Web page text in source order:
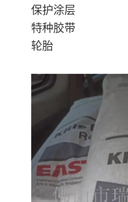
保护涂层
特种胶带
轮胎